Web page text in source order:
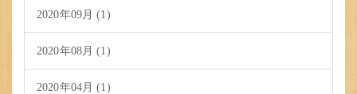
2020年09月 (1)
2020年08月 (1)
2020年04月 (1)